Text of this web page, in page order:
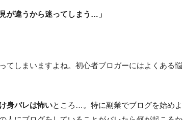
が違うから迷ってしまう…」
てしまいますよね。初心者ブロガーにはよくある悩
身バレは怖いところ…。特に副業でブログを始めよ